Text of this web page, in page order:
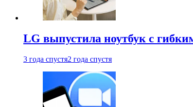
LG выпустила ноутбук с
3 года спустя2 года спустя